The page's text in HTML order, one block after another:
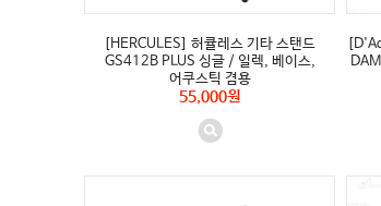
[HERCULES] 허큘레스 기타 스탠드
GS412B PLUS 싱글 / 일렉, 베이스,
어쿠스틱 겸용
55,000원